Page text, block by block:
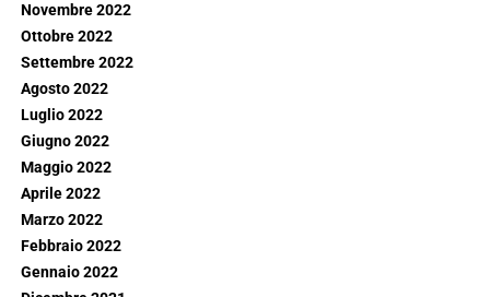
Novembre 2022
Ottobre 2022
Settembre 2022
Agosto 2022
Luglio 2022
Giugno 2022
Maggio 2022
Aprile 2022
Marzo 2022
Febbraio 2022
Gennaio 2022